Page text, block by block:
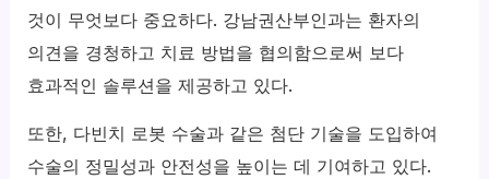
것이 무엇보다 중요하다. 강남권산부인과는 환자의
의견을 경청하고 치료 방법을 협의함으로써 보다
효과적인 솔루션을 제공하고 있다.
또한, 다빈치 로봇 수술과 같은 첨단 기술을 도입하여
수술의 정밀성과 안전성을 높이는 데 기여하고 있다.